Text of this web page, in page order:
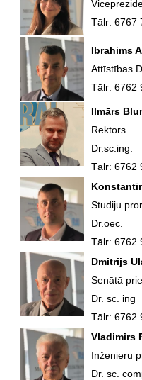
Tālr: 6767
Ibrahims
Attīstības
Tālr: 6762
Ilmārs
Rektors
Dr.sc.ing.
Tālr: 6762
Studiju
Dr.oec.
Tālr: 6762
Dmitrijs
Senātā
Dr. sc. ing
Tālr: 6762
Vladimirs
Inženieru
Dr. sc.